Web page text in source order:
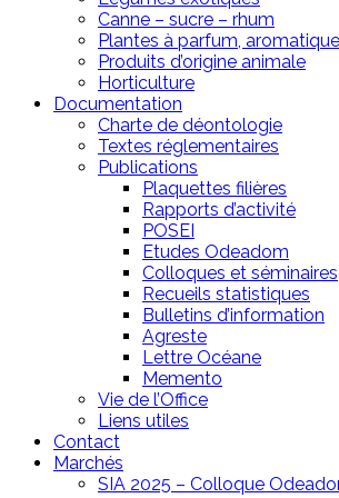
Canne – sucre – rhum
Plantes à parfum,
Produits d’origine animale
Horticulture
Documentation
Charte de déontologie
Textes réglementaires
Publications
Plaquettes filières
Rapports d’activité
POSEI
Etudes Odeadom
Colloques et séminaires
Recueils statistiques
Bulletins d’information
Agreste
Lettre Océane
Memento
Vie de l’Office
Liens utiles
Contact
Marchés
SIA 2025 – Colloque